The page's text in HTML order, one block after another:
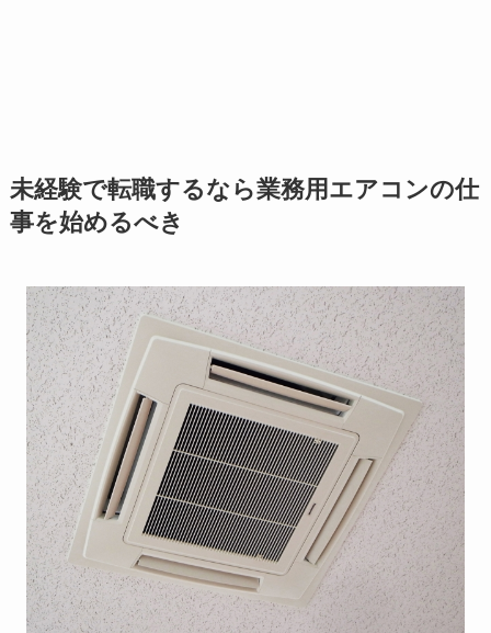
未経験で転職するなら業務用エアコンの仕
事を始めるべき